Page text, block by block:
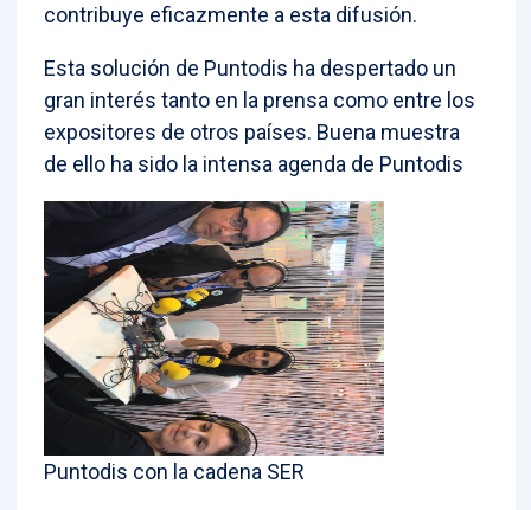
contribuye eficazmente a esta difusión.
Esta solución de Puntodis ha despertado un
gran interés tanto en la prensa como entre los
expositores de otros países. Buena muestra
de ello ha sido la intensa agenda de Puntodis
Puntodis con la cadena SER